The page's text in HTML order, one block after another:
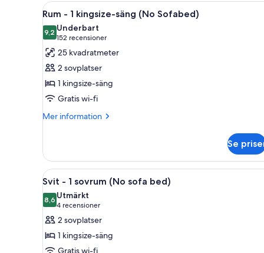
queensize-
sängar
-
tillgänglighetsanpassat
badkar
Öppna
alla
foton
för
Rum
-
1
kingsize-
säng
Ett hotellrum med en stor
4
Rum - 1 kingsize-säng (No Sofabed)
9,29,2 av 10
Underbart
152 recensioner
(152 recensioner)
25 kvadratmeter
2 sovplatser
1 kingsize-säng
Gratis wi-fi
Mer information
Mer
-
kingsize-
säng
(No
Sofabed)
Se
Öppna
alla
foton
för
Svit
-
Ett hotellrum med en säng,
4
Svit - 1 sovrum (No sofa bed)
8,68,6 av 10
Utmärkt
4 recensioner
(4 recensioner)
2 sovplatser
1 kingsize-säng
Gratis wi-fi